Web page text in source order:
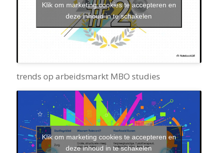
Klik om marketing cookies te accepteren en
deze inhoud in te schakelen
trends op arbeidsmarkt MBO studies
Klik om marketing cookies te accepteren en
deze inhoud in te schakelen